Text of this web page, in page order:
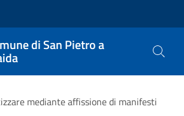
di San Pietro a
pane
mediante affissione di manifesti